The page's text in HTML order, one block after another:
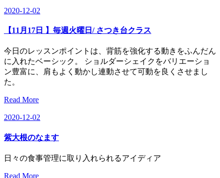
2020-12-02
【11月17日 】毎週火曜日/ さつき台クラス
今日のレッスンポイントは、背筋を強化する動きをふんだん
に入れたベーシック。 ショルダーシェイクをバリエーショ
ン豊富に、肩もよく動かし連動させて可動を良くさせまし
た。
Read More
2020-12-02
紫大根のなます
日々の食事管理に取り入れられるアイディア
Read More